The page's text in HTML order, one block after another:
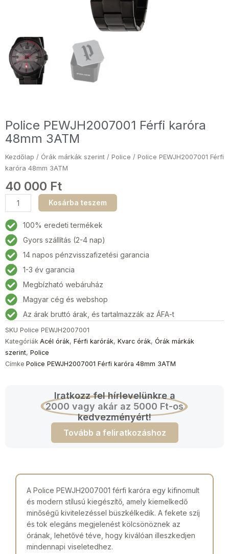
Police PEWJH2007001 Férfi karóra
48mm 3ATM
Kezdőlap / Órák márkák szerint / Police / Police PEWJH2007001 Férfi
karóra 48mm 3ATM
40 000 Ft
Police
PEWJH2007001
Férfi
karóra
48mm
3ATM
mennyiség
Kosárba teszem
100% eredeti termékek
Gyors szállítás (2-4 nap)
14 napos pénzvisszafizetési garancia
1-3 év garancia
Megbízható webáruház
Magyar cég és webshop
Az árak bruttó árak, és tartalmazzák az ÁFA-t
SKU Police PEWJH2007001
Kategóriák Acél órák, Férfi karórák, Kvarc órák, Órák márkák
szerint, Police
Címke Police PEWJH2007001 Férfi karóra 48mm 3ATM
Iratkozz fel hírlevelünkre a
2000 vagy akár az 5000 Ft-os
kedvezményért!
Tovább a feliratkozáshoz
A Police PEWJH2007001 férfi karóra egy kifinomult
és modern stílusú kiegészítő, amely kiemelkedő
minőségű kivitelezéssel büszkélkedik. A fekete szíj
és tok elegáns megjelenést kölcsönöznek az
órának, lehetővé téve, hogy kiválóan illeszkedjen
mindennapi viseletedhez.